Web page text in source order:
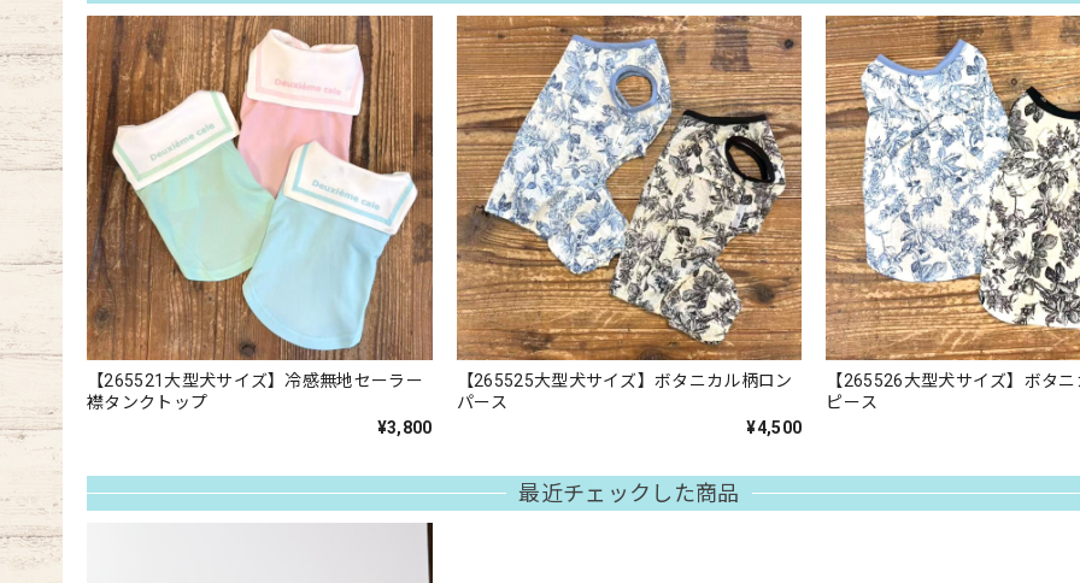
【265521大型犬サイズ】冷感無地セーラー
襟タンクトップ
¥3,800
【265525大型犬サイズ】ボタニカル柄ロン
パース
¥4,500
【265526大型犬サイズ】ボタ
ピース
最近チェックした商品